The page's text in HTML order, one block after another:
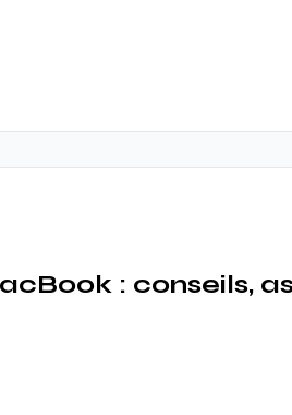
: conseils,